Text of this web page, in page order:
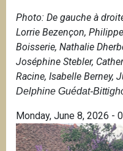
Photo: De gauche à
Lorrie Bezençon,
Boisserie, Nathalie
Joséphine Stebler,
Racine, Isabelle Berney,
Delphine Guédat-
Monday, June 8, 2026 -